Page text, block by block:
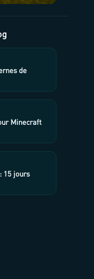
de
Minecraft
15 jours